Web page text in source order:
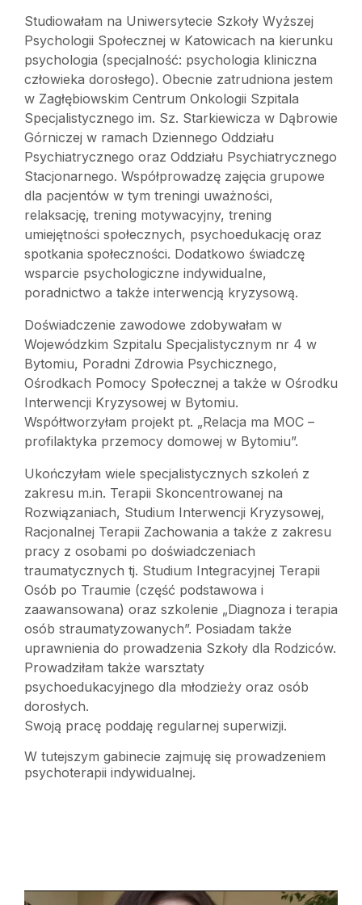
Studiowałam na Uniwersytecie Szkoły Wyższej
Psychologii Społecznej w Katowicach na kierunku
psychologia (specjalność: psychologia kliniczna
człowieka dorosłego). Obecnie zatrudniona jestem
w Zagłębiowskim Centrum Onkologii Szpitala
Specjalistycznego im. Sz. Starkiewicza w Dąbrowie
Górniczej w ramach Dziennego Oddziału
Psychiatrycznego oraz Oddziału Psychiatrycznego
Stacjonarnego. Współprowadzę zajęcia grupowe
dla pacjentów w tym treningi uważności,
relaksację, trening motywacyjny, trening
umiejętności społecznych, psychoedukację oraz
spotkania społeczności. Dodatkowo świadczę
wsparcie psychologiczne indywidualne,
poradnictwo a także interwencją kryzysową.
Doświadczenie zawodowe zdobywałam w
Wojewódzkim Szpitalu Specjalistycznym nr 4 w
Bytomiu, Poradni Zdrowia Psychicznego,
Ośrodkach Pomocy Społecznej a także w Ośrodku
Interwencji Kryzysowej w Bytomiu.
Współtworzyłam projekt pt. „Relacja ma MOC –
profilaktyka przemocy domowej w Bytomiu”.
Ukończyłam wiele specjalistycznych szkoleń z
zakresu m.in. Terapii Skoncentrowanej na
Rozwiązaniach, Studium Interwencji Kryzysowej,
Racjonalnej Terapii Zachowania a także z zakresu
pracy z osobami po doświadczeniach
traumatycznych tj. Studium Integracyjnej Terapii
Osób po Traumie (część podstawowa i
zaawansowana) oraz szkolenie „Diagnoza i terapia
osób straumatyzowanych”. Posiadam także
uprawnienia do prowadzenia Szkoły dla Rodziców.
Prowadziłam także warsztaty
psychoedukacyjnego dla młodzieży oraz osób
dorosłych.
Swoją pracę poddaję regularnej superwizji.
W tutejszym gabinecie zajmuję się prowadzeniem
psychoterapii indywidualnej.